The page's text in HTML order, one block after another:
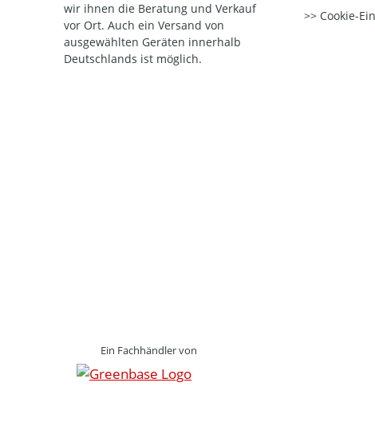
wir ihnen die Beratung und Verkauf
vor Ort. Auch ein Versand von
ausgewählten Geräten innerhalb
Deutschlands ist möglich.
Cookie-
Ein Fachhändler von